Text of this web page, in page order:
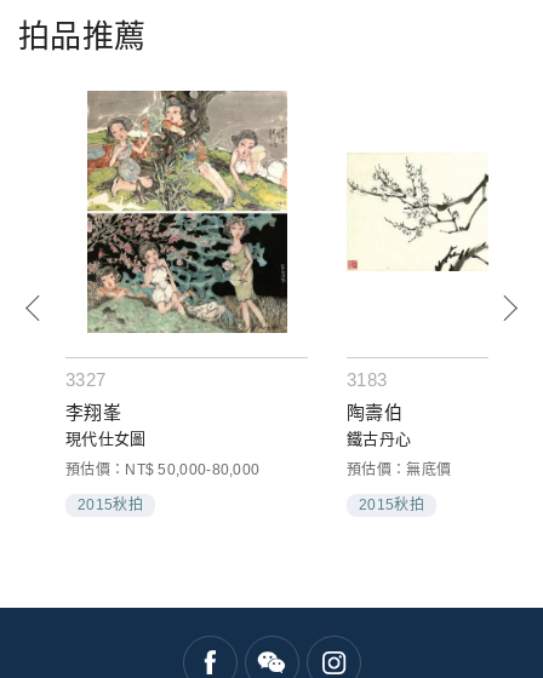
拍品推薦
3327
李翔峯
現代仕女圖
預估價：NT$ 50,000-80,000
2015秋拍
3183
陶壽伯
鐵古丹心
預估價：無底價
2015秋拍